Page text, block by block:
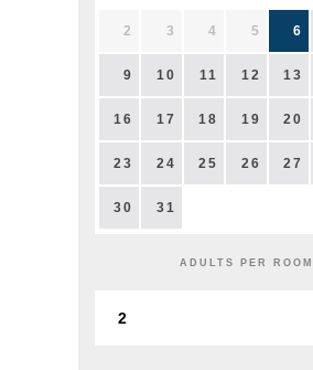
2 3 4 5 6
9 10 11 12 13
16 17 18 19 20
23 24 25 26 27
30 31
ADULTS PER ROOM